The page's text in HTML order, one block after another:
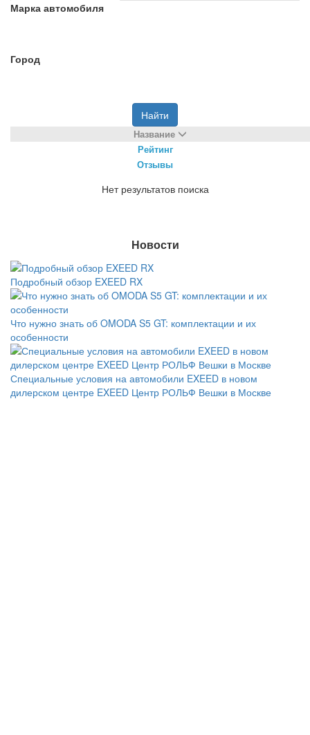
Марка автомобиля
Город
Найти
Название
Рейтинг
Отзывы
Нет результатов поиска
Новости
Подробный обзор EXEED RX
Что нужно знать об OMODA S5 GT: комплектации и их
особенности
Специальные условия на автомобили EXEED в новом
дилерском центре EXEED Центр РОЛЬФ Вешки в Москве